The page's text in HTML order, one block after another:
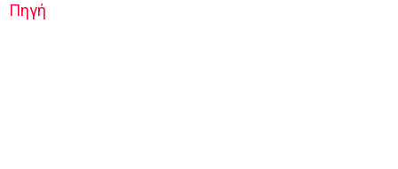
Πηγή